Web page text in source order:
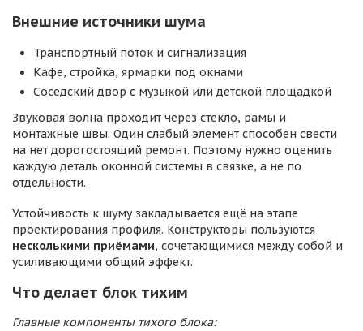
Внешние источники шума
Транспортный поток и сигнализация
Кафе, стройка, ярмарки под окнами
Соседский двор с музыкой или детской площадкой
Звуковая волна проходит через стекло, рамы и
монтажные швы. Один слабый элемент способен свести
на нет дорогостоящий ремонт. Поэтому нужно оценить
каждую деталь оконной системы в связке, а не по
отдельности.
Устойчивость к шуму закладывается ещё на этапе
проектирования профиля. Конструкторы пользуются
несколькими приёмами, сочетающимися между собой и
усиливающими общий эффект.
Что делает блок тихим
Главные компоненты тихого блока: